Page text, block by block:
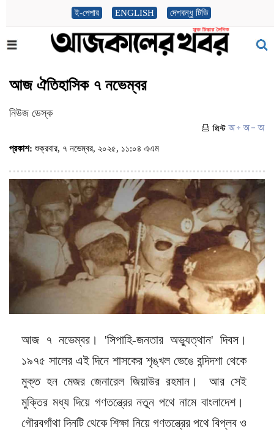
ই-পেপার ENGLISH দেশবন্ধু টিভি
আজ ঐতিহাসিক ৭ নভেম্বর
নিউজ ডেস্ক
প্রকাশ: শুক্রবার, ৭ নভেম্বর, ২০২৫, ১১:০৪ এএম
আজ ৭ নভেম্বর। 'সিপাহি-জনতার অভ্যুত্থান' দিবস।
১৯৭৫ সালের এই দিনে শাসকের শৃঙ্খল ভেঙে বন্দিদশা থেকে
মুক্ত হন মেজর জেনারেল জিয়াউর রহমান। আর সেই
মুক্তির মধ্য দিয়ে গণতন্ত্রের নতুন পথে নামে বাংলাদেশ।
গৌরবগাঁথা দিনটি থেকে শিক্ষা নিয়ে গণতন্ত্রের পথে বিপ্লব ও